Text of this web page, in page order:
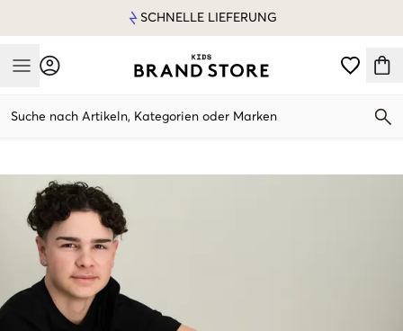
SCHNELLE LIEFERUNG
Mobile Menu
Suche nach Artikeln, Kategorien oder Marken